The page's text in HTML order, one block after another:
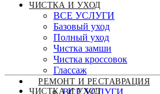
ЧИСТКА И УХОД
ВСЕ УСЛУГИ
Базовый уход
Полный уход
Чистка замши
Чистка кроссовок
Глассаж
РЕМОНТ И РЕСТАВРАЦИЯ
ВСЕ УСЛУГИ
ЧИСТКА И УХОД